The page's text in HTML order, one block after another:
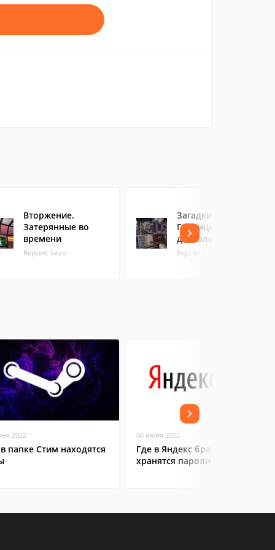
Вторжение.
Затерянные во
времени
Версия: latest
Загадки разума.
Границы
дозволенного
Версия: latest
2022
папке Стим находятся
06 июня 2022
Где в Яндекс браузере
хранятся пароли